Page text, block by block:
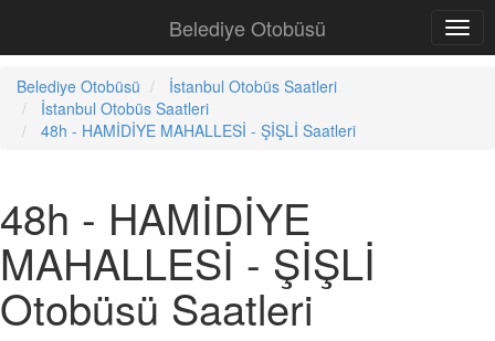
Belediye Otobüsü
Belediye Otobüsü
İstanbul Otobüs Saatleri
İstanbul Otobüs Saatleri
48h - HAMİDİYE MAHALLESİ - ŞİŞLİ Saatleri
48h - HAMİDİYE
MAHALLESİ - ŞİŞLİ
Otobüsü Saatleri